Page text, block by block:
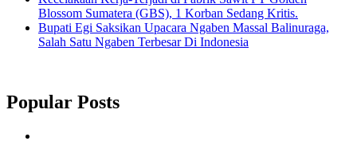
Blossom Sumatera (GBS), 1 Korban Sedang Kritis.
Bupati Egi Saksikan Upacara Ngaben Massal Balinuraga,
Salah Satu Ngaben Terbesar Di Indonesia
Popular Posts